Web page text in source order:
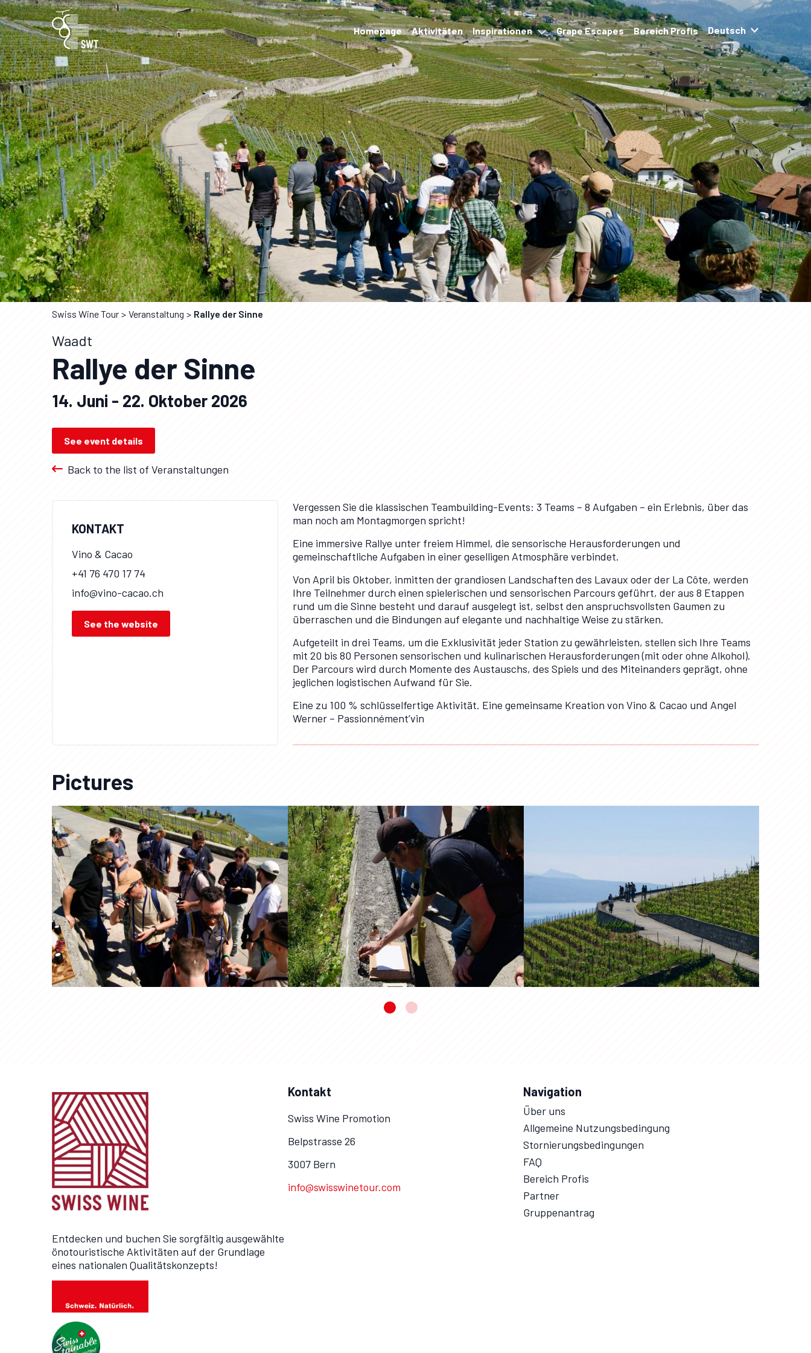
Homepage Aktivitäten Inspirationen
Veranstaltungen
Unterkünfte und
Restaurants
Wanderungen und
Transport
Grape Escapes Bereich Profis
Swiss Wine Tour Veranstaltung Rallye der Sinne
Waadt
Rallye der Sinne
14. Juni - 22. Oktober 2026
See event details
Back to the list of Veranstaltungen
KONTAKT
Vino & Cacao
+41 76 470 17 74
info@vino-cacao.ch
See the website
Vergessen Sie die klassischen Teambuilding-Events: 3 Teams – 8 Aufgaben – ein Erlebnis, über das
man noch am Montagmorgen spricht!
Eine immersive Rallye unter freiem Himmel, die sensorische Herausforderungen und
gemeinschaftliche Aufgaben in einer geselligen Atmosphäre verbindet.
Von April bis Oktober, inmitten der grandiosen Landschaften des Lavaux oder der La Côte, werden
Ihre Teilnehmer durch einen spielerischen und sensorischen Parcours geführt, der aus 8 Etappen
rund um die Sinne besteht und darauf ausgelegt ist, selbst den anspruchsvollsten Gaumen zu
überraschen und die Bindungen auf elegante und nachhaltige Weise zu stärken.
Aufgeteilt in drei Teams, um die Exklusivität jeder Station zu gewährleisten, stellen sich Ihre Teams
mit 20 bis 80 Personen sensorischen und kulinarischen Herausforderungen (mit oder ohne Alkohol).
Der Parcours wird durch Momente des Austauschs, des Spiels und des Miteinanders geprägt, ohne
jeglichen logistischen Aufwand für Sie.
Eine zu 100 % schlüsselfertige Aktivität. Eine gemeinsame Kreation von Vino & Cacao und Angel
Werner – Passionnément’vin
Pictures
Entdecken und buchen Sie sorgfältig ausgewählte
önotouristische Aktivitäten auf der Grundlage
eines nationalen Qualitätskonzepts!
Kontakt
Swiss Wine Promotion
Belpstrasse 26
3007 Bern
info@swisswinetour.com
Navigation
Über uns
Allgemeine Nutzungsbedingung
Stornierungsbedingungen
FAQ
Bereich Profis
Partner
Gruppenantrag